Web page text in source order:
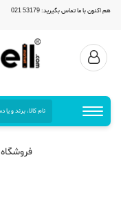
هم اکنون با ما تماس بگیرید: 53179 021
فروشگاه